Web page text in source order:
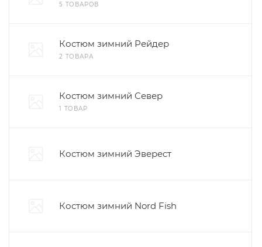
5 ТОВАРОВ
Костюм зимний Рейдер
2 ТОВАРА
Костюм зимний Север
1 ТОВАР
Костюм зимний Эверест
Костюм зимний Nord Fish